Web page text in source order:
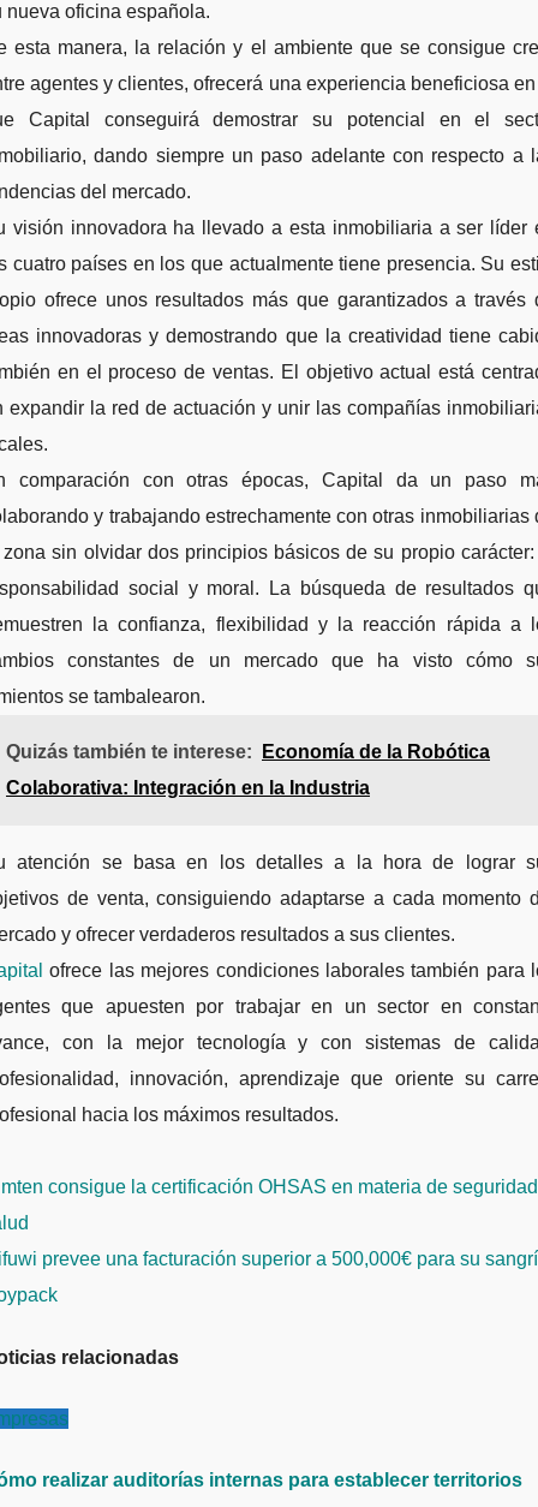
nueva oficina española.
esta manera, la relación y el ambiente que se consigue
agentes y clientes, ofrecerá una experiencia beneficiosa
Capital conseguirá demostrar su potencial en el
dando siempre un paso adelante con respecto a
del mercado.
visión innovadora ha llevado a esta inmobiliaria a ser líder
cuatro países en los que actualmente tiene presencia. Su
ofrece unos resultados más que garantizados a través
innovadoras y demostrando que la creatividad tiene
en el proceso de ventas. El objetivo actual está
expandir la red de actuación y unir las compañías
comparación con otras épocas, Capital da un paso
y trabajando estrechamente con otras inmobiliarias
sin olvidar dos principios básicos de su propio
social y moral. La búsqueda de resultados
la confianza, flexibilidad y la reacción rápida a
constantes de un mercado que ha visto cómo
se tambalearon.
Quizás también te interese:
Economía de la Robótica
Colaborativa: Integración en la Industria
atención se basa en los detalles a la hora de lograr
de venta, consiguiendo adaptarse a cada momento
y ofrecer verdaderos resultados a sus clientes.
ofrece las mejores condiciones laborales también para
que apuesten por trabajar en un sector en
con la mejor tecnología y con sistemas de
innovación, aprendizaje que oriente su
hacia los máximos resultados.
consigue la certificación OHSAS en materia de
prevee una facturación superior a 500,000€ para su
relacionadas
realizar auditorías internas para establecer territorios